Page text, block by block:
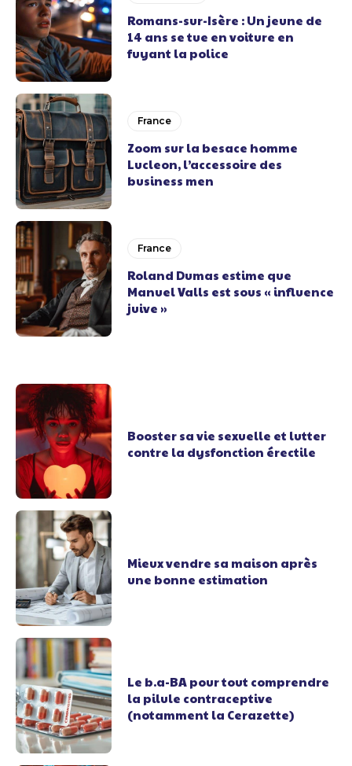
Romans-sur-Isère : Un jeune de
14 ans se tue en voiture en
fuyant la police
France
Zoom sur la besace homme
Lucleon, l’accessoire des
business men
France
Roland Dumas estime que
Manuel Valls est sous « influence
juive »
Booster sa vie sexuelle et lutter
contre la dysfonction érectile
Mieux vendre sa maison après
une bonne estimation
Le b.a-BA pour tout comprendre
la pilule contraceptive
(notamment la Cerazette)